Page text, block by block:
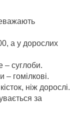
а у дорослих
– суглоби.
– гомілкові.
ніж дорослі.
за